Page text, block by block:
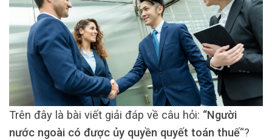
Trên đây là bài viết giải đáp về câu hỏi: “Người
nước ngoài có được ủy quyền quyết toán thuế“?